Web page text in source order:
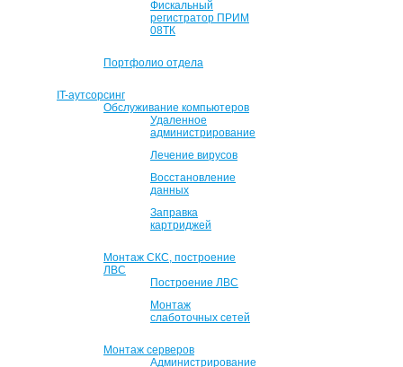
Фискальный
регистратор ПРИМ
08ТК
Портфолио отдела
IT-аутсорсинг
Обслуживание компьютеров
Удаленное
администрирование
Лечение вирусов
Восстановление
данных
Заправка
картриджей
Монтаж СКС, построение
ЛВС
Построение ЛВС
Монтаж
слаботочных сетей
Монтаж серверов
Администрирование